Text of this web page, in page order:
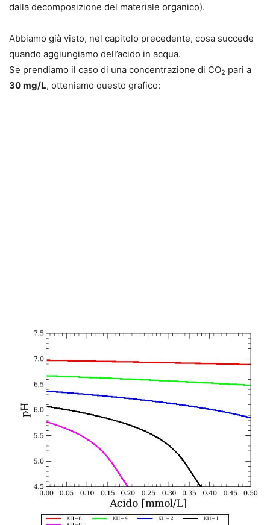
dalla decomposizione del materiale organico).
Abbiamo già visto, nel capitolo precedente, cosa succede
quando aggiungiamo dell’acido in acqua.
Se prendiamo il caso di una concentrazione di CO2 pari a
30 mg/L, otteniamo questo grafico: